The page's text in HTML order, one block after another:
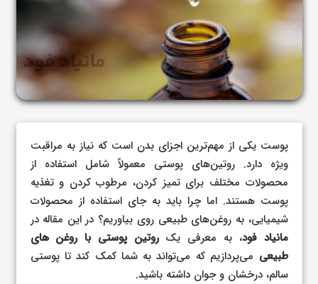
پوست یکی از مهم‌ترین اجزای بدن است که نیاز به مراقبت
ویژه دارد. روتین‌های پوستی معمولاً شامل استفاده از
محصولات مختلف برای تمیز کردن، مرطوب کردن و تغذیه
پوست هستند. اما چرا باید به جای استفاده از محصولات
شیمیایی، به روغن‌های طبیعی روی بیاوریم؟ در این مقاله در
مانیاد فود، به معرفی یکروتین پوستی با روغن های
طبیعی می‌پردازیم که می‌تواند به شما کمک کند تا پوستی
سالم، درخشان و جوان داشته باشید.